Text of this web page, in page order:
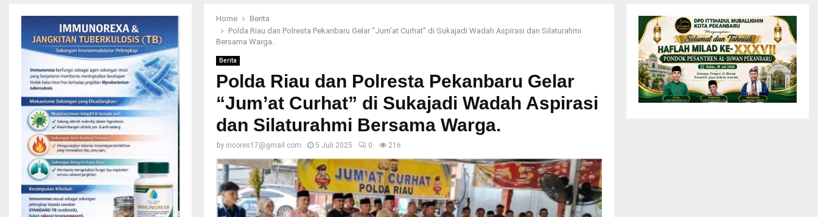
Home
Berita
Polda Riau dan Polresta Pekanbaru Gelar “Jum’at Curhat” di Sukajadi Wadah Aspirasi dan Silaturahmi
Bersama Warga.
Berita
Polda Riau dan Polresta Pekanbaru Gelar
“Jum’at Curhat” di Sukajadi Wadah Aspirasi
dan Silaturahmi Bersama Warga.
by incores17@gmail.com 5 Juli 2025 0 216